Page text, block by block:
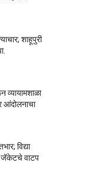
शाहूपुरी
आंदोलनाचा
विद्या
जॅकेटचे वाटप